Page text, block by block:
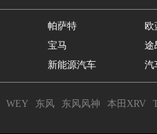
帕萨特 欧
宝马 途
新能源汽车 汽
WEY 东风 东风风神 本田XRV